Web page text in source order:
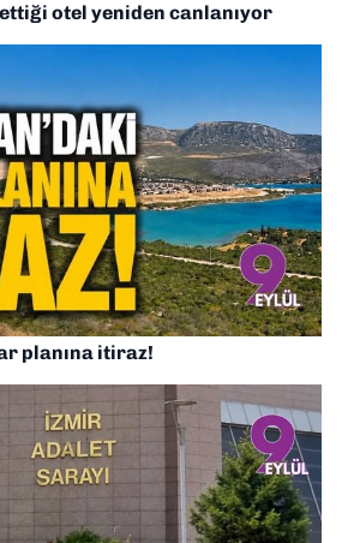
otel yeniden canlanıyor
planına itiraz!